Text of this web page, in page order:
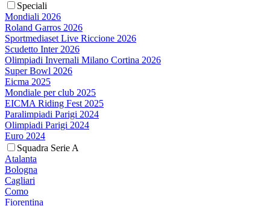
Speciali
Mondiali 2026
Roland Garros 2026
Sportmediaset Live Riccione 2026
Scudetto Inter 2026
Olimpiadi Invernali Milano Cortina 2026
Super Bowl 2026
Eicma 2025
Mondiale per club 2025
EICMA Riding Fest 2025
Paralimpiadi Parigi 2024
Olimpiadi Parigi 2024
Euro 2024
Squadra Serie A
Atalanta
Bologna
Cagliari
Como
Fiorentina